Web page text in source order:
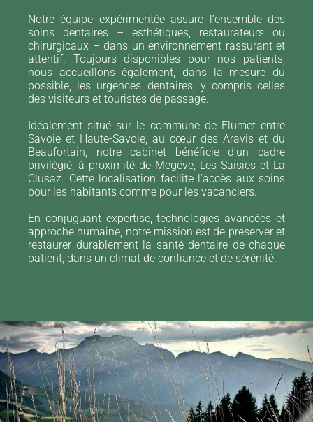
Notre équipe expérimentée assure l’ensemble des
soins dentaires – esthétiques, restaurateurs ou
chirurgicaux – dans un environnement rassurant et
attentif. Toujours disponibles pour nos patients,
nous accueillons également, dans la mesure du
possible, les urgences dentaires, y compris celles
des visiteurs et touristes de passage.
Idéalement situé sur le commune de Flumet entre
Savoie et Haute-Savoie, au cœur des Aravis et du
Beaufortain, notre cabinet bénéficie d’un cadre
privilégié, à proximité de Megève, Les Saisies et La
Clusaz. Cette localisation facilite l’accès aux soins
pour les habitants comme pour les vacanciers.
En conjuguant expertise, technologies avancées et
approche humaine, notre mission est de préserver et
restaurer durablement la santé dentaire de chaque
patient, dans un climat de confiance et de sérénité.